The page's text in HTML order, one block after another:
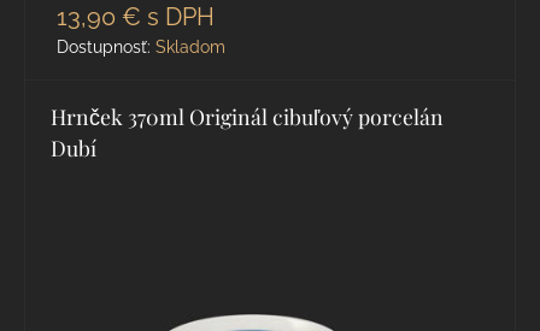
13,90 € s DPH
Dostupnosť: Skladom
Hrnček 370ml Originál cibuľový porcelán
Dubí